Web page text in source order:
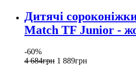
Дитячі
Match TF Junior -
-60%
4 684грн 1 889грн